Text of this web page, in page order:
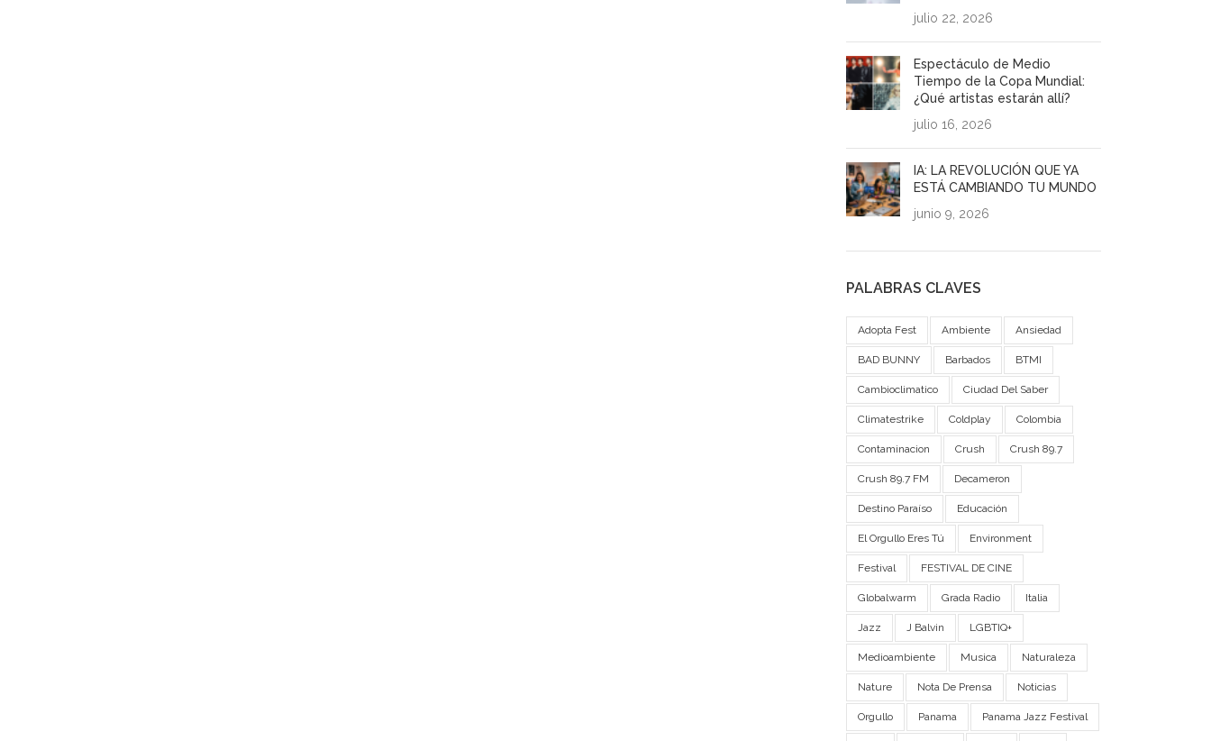
julio 22, 2026
Espectáculo de Medio
Tiempo de la Copa Mundial:
¿Qué artistas estarán allí?
julio 16, 2026
IA: LA REVOLUCIÓN QUE YA
ESTÁ CAMBIANDO TU MUNDO
junio 9, 2026
PALABRAS CLAVES
Adopta Fest Ambiente Ansiedad
BAD BUNNY Barbados BTMI
Cambioclimatico Ciudad Del Saber
Climatestrike Coldplay Colombia
Contaminacion Crush Crush 89.7
Crush 89.7 FM Decameron
Destino Paraíso Educación
El Orgullo Eres Tú Environment
Festival FESTIVAL DE CINE
Globalwarm Grada Radio Italia
Jazz J Balvin LGBTIQ+
Medioambiente Musica Naturaleza
Nature Nota De Prensa Noticias
Orgullo Panama Panama Jazz Festival